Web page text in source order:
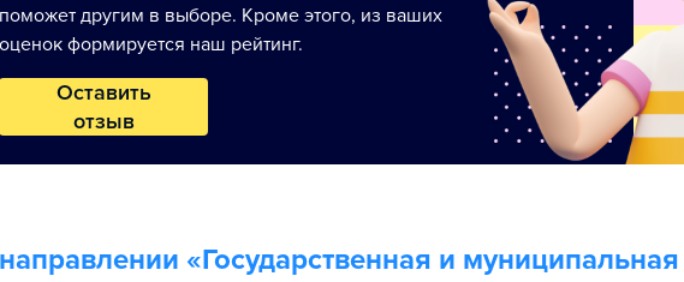
поможет другим в выборе. Кроме этого, из ваших
оценок формируется наш рейтинг.
Оставить
отзыв
«Государственная и муниципальная